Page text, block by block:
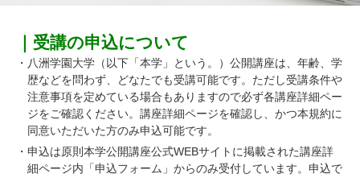
｜受講の申込について
・八洲学園大学（以下「本学」という。）公開講座は、年齢、学
歴などを問わず、どなたでも受講可能です。ただし受講条件や
注意事項を定めている場合もありますので必ず各講座詳細ペー
ジをご確認ください。講座詳細ページを確認し、かつ本規約に
同意いただいた方のみ申込可能です。
・申込は原則本学公開講座公式WEBサイトに掲載された講座詳
細ページ内「申込フォーム」からのみ受付しています。申込で